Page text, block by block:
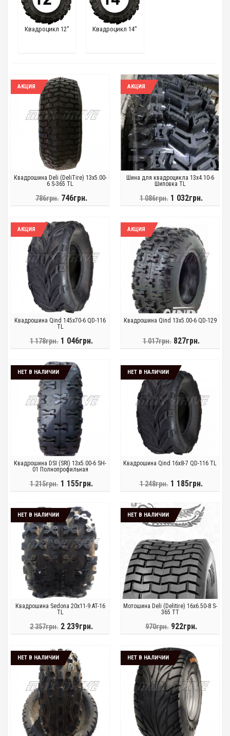
Квадроцикл 12" Квадроцикл 14"
АКЦИЯ
Квадрошина Deli (DeliTire) 13x5.00-
6 S-365 TL
786грн. 746грн.
АКЦИЯ
Шина для квадроцикла 13x4.10-6
Шиповка TL
1 086грн. 1 032грн.
АКЦИЯ
Квадрошина Qind 145x70-6 QD-116
TL
1 178грн. 1 046грн.
АКЦИЯ
Квадрошина Qind 13x5.00-6 QD-129
1 017грн. 827грн.
НЕТ В НАЛИЧИИ
Квадрошина DSI (SRI) 13x5.00-6 SH-
01 Полнопрофильная
1 215грн. 1 155грн.
НЕТ В НАЛИЧИИ
Квадрошина Qind 16x8-7 QD-116 TL
1 248грн. 1 185грн.
НЕТ В НАЛИЧИИ
Квадрошина Sedona 20x11-9 AT-16
TL
2 357грн. 2 239грн.
НЕТ В НАЛИЧИИ
Мотошина Deli (Delitire) 16x6.50-8 S-
365 TT
970грн. 922грн.
НЕТ В НАЛИЧИИ НЕТ В НАЛИЧИИ